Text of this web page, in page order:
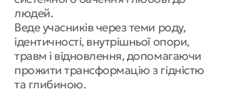
людей.
Веде учасників через теми роду,
ідентичності, внутрішньої опори,
травм і відновлення, допомагаючи
прожити трансформацію з гідністю
та глибиною.